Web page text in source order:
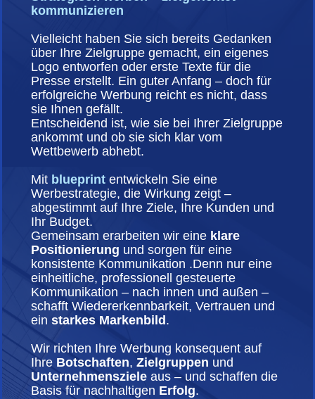
kommunizieren
Vielleicht haben Sie sich bereits Gedanken
über Ihre Zielgruppe gemacht, ein eigenes
Logo entworfen oder erste Texte für die
Presse erstellt. Ein guter Anfang – doch für
erfolgreiche Werbung reicht es nicht, dass
sie Ihnen gefällt.
Entscheidend ist, wie sie bei Ihrer Zielgruppe
ankommt und ob sie sich klar vom
Wettbewerb abhebt.
Mit blueprint entwickeln Sie eine
Werbestrategie, die Wirkung zeigt –
abgestimmt auf Ihre Ziele, Ihre Kunden und
Ihr Budget.
Gemeinsam erarbeiten wir eine klare
Positionierung und sorgen für eine
konsistente Kommunikation .Denn nur eine
einheitliche, professionell gesteuerte
Kommunikation – nach innen und außen –
schafft Wiedererkennbarkeit, Vertrauen und
ein starkes Markenbild .
Wir richten Ihre Werbung konsequent auf
Ihre Botschaften, Zielgruppen und
Unternehmensziele aus – und schaffen die
Basis für nachhaltigen Erfolg.